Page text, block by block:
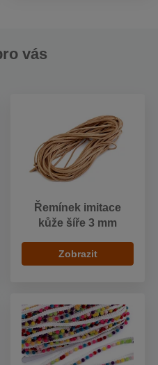
vás
Řemínek imitace
kůže šíře 3 mm
Zobrazit